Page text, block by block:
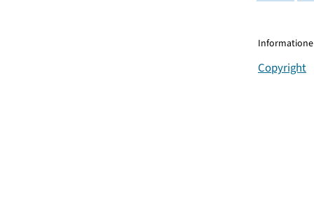
Copyright